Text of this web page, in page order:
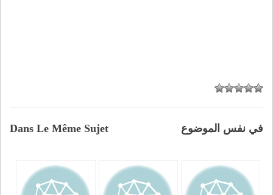
Dans Le Même Sujet في نفس الموضوع